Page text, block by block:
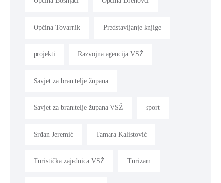
Općina Tovarnik Predstavljanje knjige
projekti Razvojna agencija VSŽ
Savjet za branitelje župana
Savjet za branitelje župana VSŽ sport
Srđan Jeremić Tamara Kalistović
Turistička zajednica VSŽ Turizam